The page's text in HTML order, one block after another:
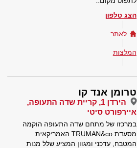
הצג טלפון
לאתר
המלצות
טרומן אנד קו
הירדן 1, קריית שדה התעופה,
איירפורט סיטי
במרכזו של מתחם שדה התעופה הוקמה
מסעדת TRUMAN&co האמריקאית.
המטבח, עדכני ומגוון המציע שלל מנות